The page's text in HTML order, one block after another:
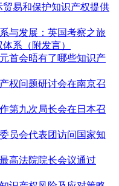
易和保护知识产权提供
与发展：英国考察之旅
系（附发言）
首会晤有了哪些知识产
权问题研讨会在南京召
第九次局长会在日本召
员会代表团访问国家知
高法院院长会议通过